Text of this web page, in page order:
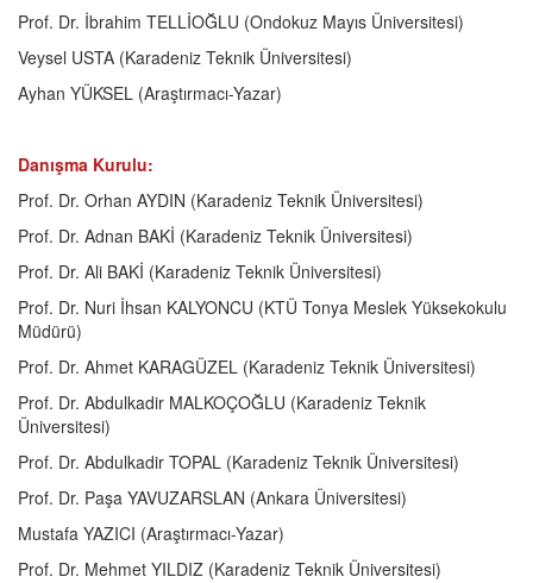
Prof. Dr. İbrahim TELLİOĞLU (Ondokuz Mayıs Üniversitesi)
Veysel USTA (Karadeniz Teknik Üniversitesi)
Ayhan YÜKSEL (Araştırmacı-Yazar)
Danışma Kurulu:
Prof. Dr. Orhan AYDIN (Karadeniz Teknik Üniversitesi)
Prof. Dr. Adnan BAKİ (Karadeniz Teknik Üniversitesi)
Prof. Dr. Ali BAKİ (Karadeniz Teknik Üniversitesi)
Prof. Dr. Nuri İhsan KALYONCU (KTÜ Tonya Meslek Yüksekokulu
Müdürü)
Prof. Dr. Ahmet KARAGÜZEL (Karadeniz Teknik Üniversitesi)
Prof. Dr. Abdulkadir MALKOÇOĞLU (Karadeniz Teknik
Üniversitesi)
Prof. Dr. Abdulkadir TOPAL (Karadeniz Teknik Üniversitesi)
Prof. Dr. Paşa YAVUZARSLAN (Ankara Üniversitesi)
Mustafa YAZICI (Araştırmacı-Yazar)
Prof. Dr. Mehmet YILDIZ (Karadeniz Teknik Üniversitesi)